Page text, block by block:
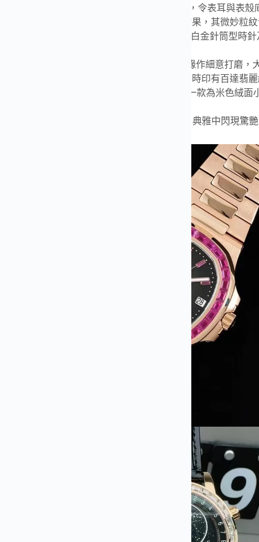
。此外，設計師還開發出一種特殊表殼結構，令表耳與表
炭灰色表盤流露復古韻味，邊緣呈黑色漸變效果，其微妙粒
體字塊，以及低調內斂的”軌道式”秒鐘刻度。白金針筒型時
9015改Cal.26-330 S C 機芯夾板橋經倒角，邊緣作細意打磨
絲凹槽經打磨和倒角，所有細節盡善盡美，同時印有百達翡
全新Ref.5226G-001 表款有兩款可互換表帶，一款為米色絨
停產後，PP缺少的正品這樣一款大三針腕表，典雅中閃現驚艷